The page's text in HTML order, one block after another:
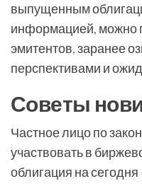
выпущенным
информацией, можно
эмитентов, заранее
перспективами и
Советы
Частное лицо по
участвовать в
облигация на сегодня